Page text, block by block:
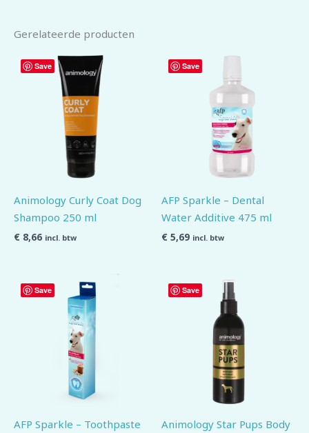
Gerelateerde producten
Save
Animology Curly Coat Dog
Shampoo 250 ml
€ 8,66 incl. btw
Save
AFP Sparkle – Dental
Water Additive 475 ml
€ 5,69 incl. btw
Save
AFP Sparkle – Toothpaste
Save
Animology Star Pups Body